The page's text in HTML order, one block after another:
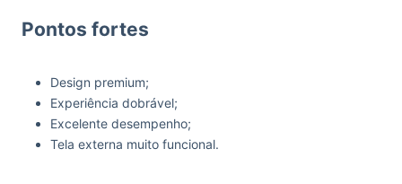
Pontos fortes
Design premium;
Experiência dobrável;
Excelente desempenho;
Tela externa muito funcional.